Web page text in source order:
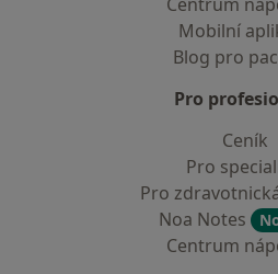
Mobilní
Blog pro
Pro
Ceník
Pro
Pro
Noa Notes
Centrum